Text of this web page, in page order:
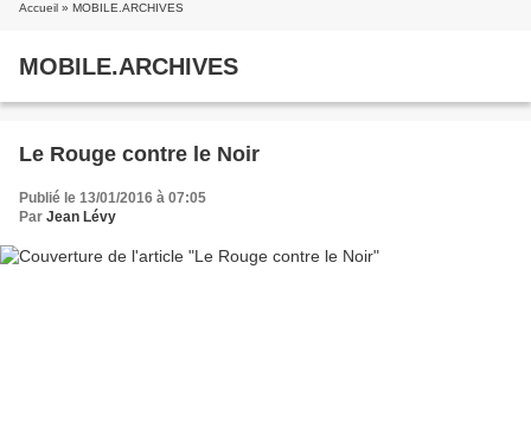
Accueil » MOBILE.ARCHIVES
MOBILE.ARCHIVES
Le Rouge contre le Noir
Publié le 13/01/2016 à 07:05
Par Jean Lévy